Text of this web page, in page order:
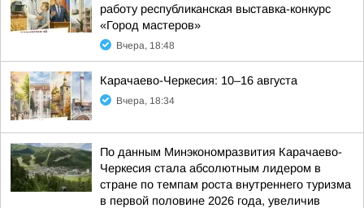
работу республиканская выставка-конкурс
«Город мастеров»
Вчера, 18:48
Карачаево-Черкесия: 10–16 августа
Вчера, 18:34
По данным Минэкономразвития Карачаево-
Черкесия стала абсолютным лидером в
стране по темпам роста внутреннего туризма
в первой половине 2026 года, увеличив